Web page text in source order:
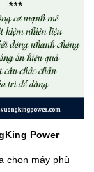
Power
chọn máy phù